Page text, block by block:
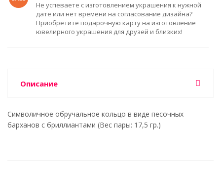
Не успеваете с изготовлением украшения к нужной
дате или нет времени на согласование дизайна?
Приобретите подарочную карту на изготовление
ювелирного украшения для друзей и близких!
Описание
Символичное обручальное кольцо в виде песочных
барханов с бриллиантами (Вес пары: 17,5 гр.)